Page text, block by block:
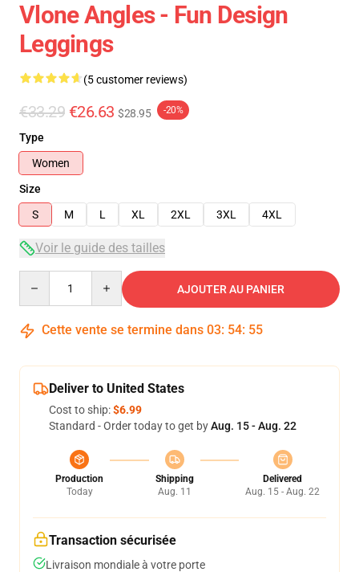
Vlone Angles - Fun Design
Leggings
(5 customer reviews)
€33.29 €26.63 $28.95 -20%
Type
Women
Size
S
M L XL 2XL 3XL 4XL
Voir le guide des tailles
AJOUTER AU PANIER
Cette vente se termine dans 03: 54: 54
Deliver to United States
Cost to ship:$6.99
Standard - Order today to get byAug. 15 - Aug. 22
Production
Today
Shipping
Aug. 11
Delivered
Aug. 15 - Aug. 22
Transaction sécurisée
Livraison mondiale à votre porte